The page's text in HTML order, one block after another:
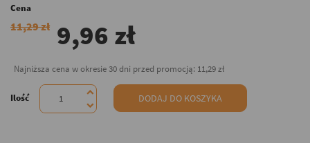
Cena
11,29 zł 9,96 zł
Najniższa cena w okresie 30 dni przed promocją: 11,29 zł
Ilość DODAJ DO KOSZYKA